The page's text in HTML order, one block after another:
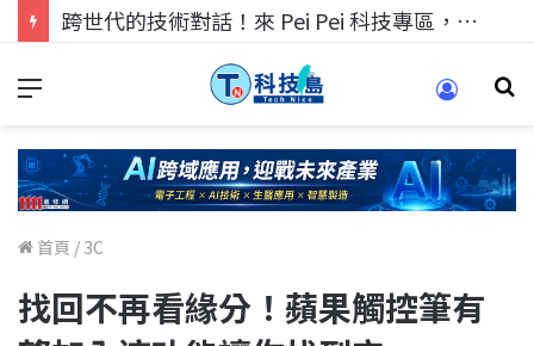
跨世代的技術對話！來 Pei Pei 科技專區，用專業洞察引領學弟妹成長
首頁 / 3C
找回不再看緣分！蘋果觸控筆有